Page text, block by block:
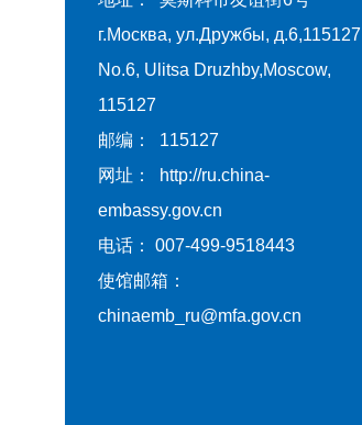
г.Москва, ул.Дружбы, д.6,115127
No.6, Ulitsa Druzhby,Moscow,
115127
邮编： 115127
网址： http://ru.china-
embassy.gov.cn
电话： 007-499-9518443
使馆邮箱：
chinaemb_ru@mfa.gov.cn